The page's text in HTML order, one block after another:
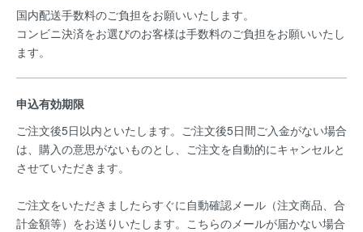
国内配送手数料のご負担をお願いいたします。
コンビニ決済をお選びのお客様は手数料のご負担をお願いいたし
ます。
申込有効期限
ご注文後5日以内といたします。ご注文後5日間ご入金がない場合
は、購入の意思がないものとし、ご注文を自動的にキャンセルと
させていただきます。
ご注文をいただきましたらすぐに自動確認メール（注文商品、合
計金額等）をお送りいたします。こちらのメールが届かない場合